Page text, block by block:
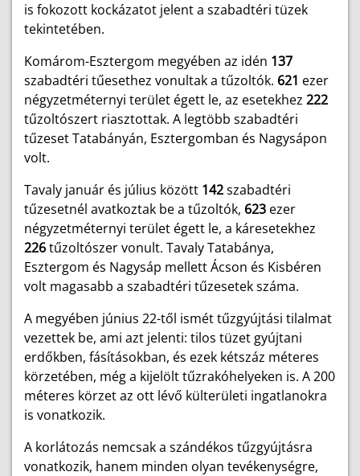
is fokozott kockázatot jelent a szabadtéri tüzek
tekintetében.
Komárom-Esztergom megyében az idén 137
szabadtéri tűesethez vonultak a tűzoltók. 621 ezer
négyzetméternyi terület égett le, az esetekhez 222
tűzoltószert riasztottak. A legtöbb szabadtéri
tűzeset Tatabányán, Esztergomban és Nagysápon
volt.
Tavaly január és július között 142szabadtéri
tűzesetnél avatkoztak be a tűzoltók, 623 ezer
négyzetméternyi terület égett le, a káresetekhez
226tűzoltószer vonult. Tavaly Tatabánya,
Esztergom és Nagysáp mellett Ácson és Kisbéren
volt magasabb a szabadtéri tűzesetek száma.
A megyében június 22-től ismét tűzgyújtási tilalmat
vezettek be, ami azt jelenti: tilos tüzet gyújtani
erdőkben, fásításokban, és ezek kétszáz méteres
körzetében, még a kijelölt tűzrakóhelyeken is. A 200
méteres körzet az ott lévő külterületi ingatlanokra
is vonatkozik.
A korlátozás nemcsak a szándékos tűzgyújtásra
vonatkozik, hanem minden olyan tevékenységre,